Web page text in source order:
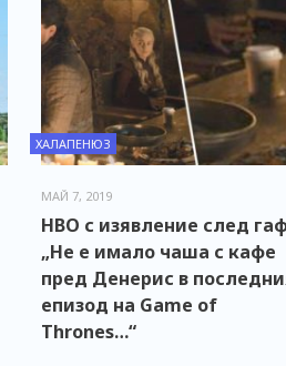
ХАЛАПЕНЮЗ
МАЙ 7, 2019
HBO с изявление след
„Не е имало чаша с кафе
пред Денерис в
епизод на Game of
Thrones…“